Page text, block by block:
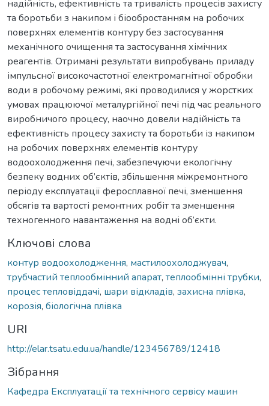
надійність, ефективність та тривалість процесів захисту
та боротьби з накипом і біообростанням на робочих
поверхнях елементів контуру без застосування
механічного очищення та застосування хімічних
реагентів. Отримані результати випробувань приладу
імпульсної високочастотної електромагнітної обробки
води в робочому режимі, які проводилися у жорстких
умовах працюючої металургійної печі під час реального
виробничого процесу, наочно довели надійність та
ефективність процесу захисту та боротьби із накипом
на робочих поверхнях елементів контуру
водоохолодження печі, забезпечуючи екологічну
безпеку водних об’єктів, збільшення міжремонтного
періоду експлуатації феросплавної печі, зменшення
обсягів та вартості ремонтних робіт та зменшення
техногенного навантаження на водні об’єкти.
Ключові слова
контур водоохолодження, мастилоохолоджувач,
трубчастий теплообмінний апарат, теплообмінні трубки,
процес тепловіддачі, шари відкладів, захисна плівка,
корозія, біологічна плівка
URI
http://elar.tsatu.edu.ua/handle/123456789/12418
Зібрання
Кафедра Експлуатації та технічного сервісу машин